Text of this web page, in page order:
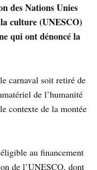
des Nations Unies
culture (UNESCO)
qui ont dénoncé la
carnaval soit retiré de
de l’humanité
contexte de la montée
au financement
de l’UNESCO, dont